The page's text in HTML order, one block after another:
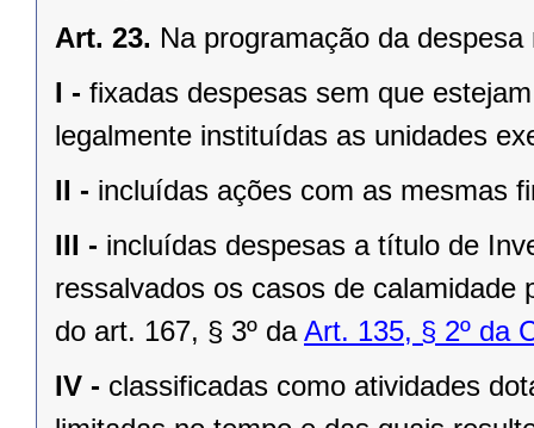
Art. 23. Na programação da
I - fixadas despesas sem que
legalmente instituídas as unidades
II - incluídas ações com as mesmas
III - incluídas despesas a título de
ressalvados os casos de
do art. 167, § 3º daArt. 135, § 2º da
IV - classificadas como atividades